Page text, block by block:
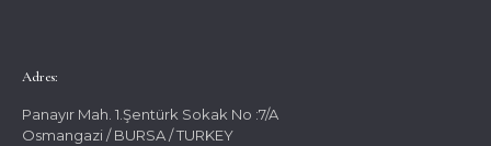
Adres:
Panayır Mah. 1.Şentürk Sokak No :7/A
Osmangazi / BURSA / TURKEY